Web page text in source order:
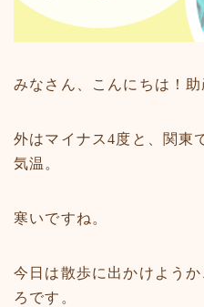
みなさん、こんにちは！助
外はマイナス4度と、関東
気温。
寒いですね。
今日は散歩に出かけよう
ろです。